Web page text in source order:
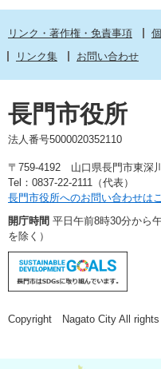
リンク・著作権・免責事項
リンク集
お問い合わせ
長門市役所
法人番号5000020352110
〒759-4192 山口県長門市東深
Tel：0837-22-2111（代表）
長門市役所へのお問い合わせは
開庁時間 平日午前8時30分から
を除く）
Copyright Nagato City All rights